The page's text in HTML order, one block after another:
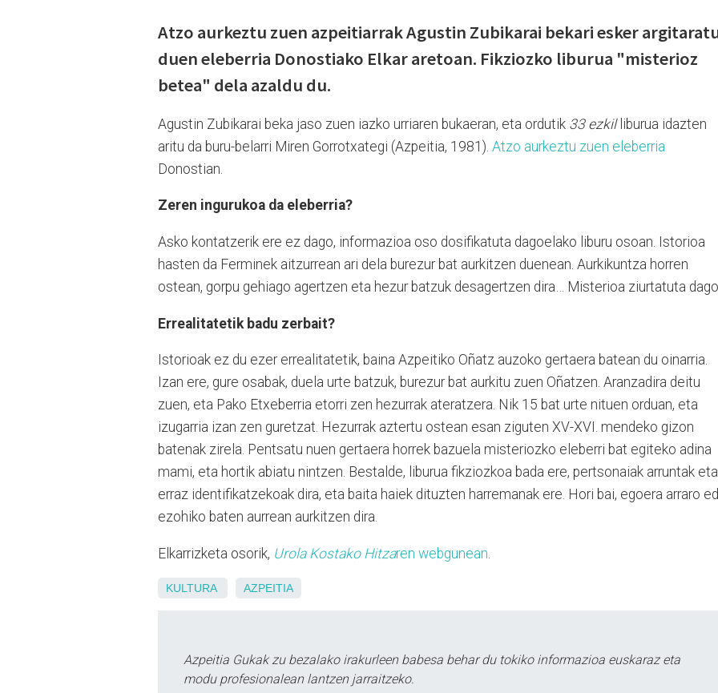
Atzo aurkeztu zuen azpeitiarrak Agustin Zubikarai bekari esker
duen eleberria Donostiako Elkar aretoan. Fikziozko liburua "misterioz
betea" dela azaldu du.
Agustin Zubikarai beka jaso zuen iazko urriaren bukaeran, eta ordutik 33 ezkilliburua idazten
aritu da buru-belarri Miren Gorrotxategi (Azpeitia, 1981). Atzo aurkeztu zuen eleberria
Donostian.
Zeren ingurukoa da eleberria?
Asko kontatzerik ere ez dago, informazioa oso dosifikatuta dagoelako liburu osoan. Istorioa
hasten da Ferminek aitzurrean ari dela burezur bat aurkitzen duenean. Aurkikuntza horren
ostean, gorpu gehiago agertzen eta hezur batzuk desagertzen dira… Misterioa ziurtatuta
Errealitatetik badu zerbait?
Istorioak ez du ezer errealitatetik, baina Azpeitiko Oñatz auzoko gertaera batean du oinarria.
Izan ere, gure osabak, duela urte batzuk, burezur bat aurkitu zuen Oñatzen. Aranzadira deitu
zuen, eta Pako Etxeberria etorri zen hezurrak ateratzera. Nik 15 bat urte nituen orduan, eta
izugarria izan zen guretzat. Hezurrak aztertu ostean esan ziguten XV-XVI. mendeko gizon
batenak zirela. Pentsatu nuen gertaera horrek bazuela misteriozko eleberri bat egiteko adina
mami, eta hortik abiatu nintzen. Bestalde, liburua fikziozkoa bada ere, pertsonaiak arruntak eta
erraz identifikatzekoak dira, eta baita haiek dituzten harremanak ere. Hori bai, egoera arraro
ezohiko baten aurrean aurkitzen dira.
Elkarrizketa osorik, Urola Kostako Hitzaren webgunean
KULTURA AZPEITIA
Azpeitia Gukak zu bezalako irakurleen babesa behar du tokiko informazioa euskaraz eta
modu profesionalean lantzen jarraitzeko.